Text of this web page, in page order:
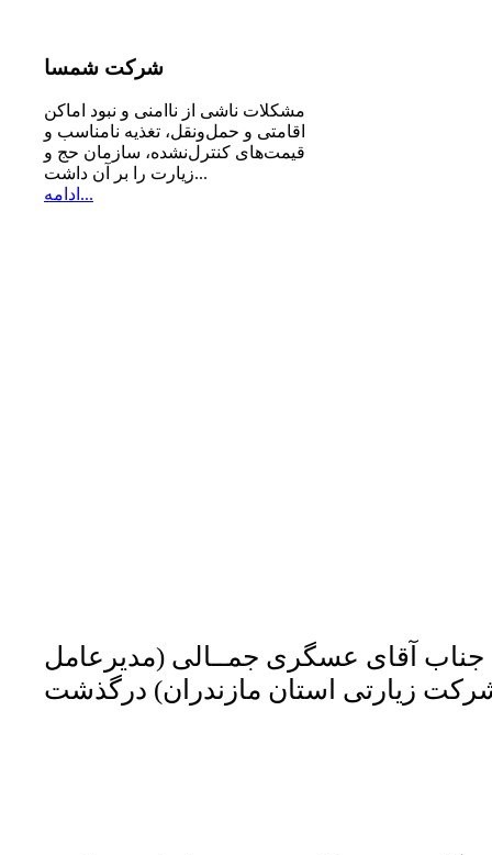
شرکت شمسا
مشكلات ناشی از ناامنی و نبود اماكن
اقامتی و حمل‌ونقل، تغذیه‌ نامناسب و
قیمت‌های كنترل‌نشده، سازمان حج و
زیارت را بر آن داشت...
ادامه...
جناب آقای عسگری جمــالی (مدیرعامل
زیارتی استان مازندران) درگذشت